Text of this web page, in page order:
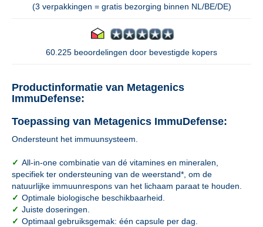
(3 verpakkingen = gratis bezorging binnen NL/BE/DE)
60.225 beoordelingen door bevestigde kopers
Productinformatie van Metagenics
ImmuDefense:
Toepassing van Metagenics ImmuDefense:
Ondersteunt het immuunsysteem.
✓ All-in-one combinatie van dé vitamines en mineralen,
specifiek ter ondersteuning van de weerstand*, om de
natuurlijke immuunrespons van het lichaam paraat te houden.
✓ Optimale biologische beschikbaarheid.
✓ Juiste doseringen.
✓ Optimaal gebruiksgemak: één capsule per dag.